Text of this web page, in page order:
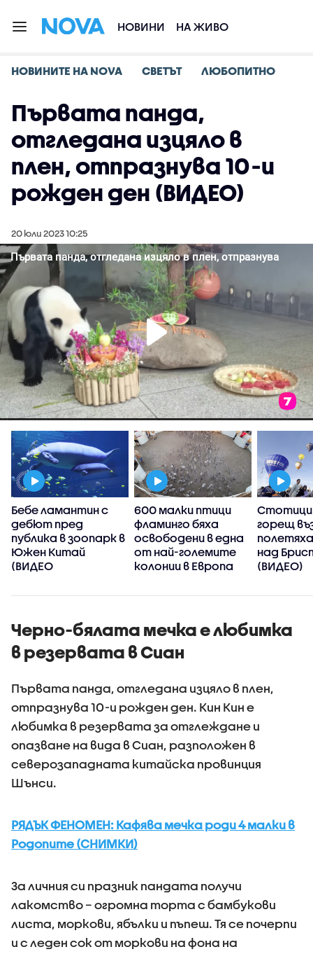
НОВИНИ НА ЖИВО
НОВИНИТЕ НА NOVA СВЕТЪТ ЛЮБОПИТНО
Първата панда,
отгледана изцяло в
плен, отпразнува 10-и
рожден ден (ВИДЕО)
20 юли 2023 10:25
Бебе ламантин с
дебют пред
публика в зоопарк в
Южен Китай
(ВИДЕО
600 малки птици
фламинго бяха
освободени в една
от най-големите
колонии в Европа
Стотици
горещ
над
(ВИДЕО)
Черно-бялата мечка е любимка
в резервата в Сиан
Първата панда, отгледана изцяло в плен,
отпразнува 10-и рожден ден. Кин Кин е
любимка в резервата за отглеждане и
опазване на вида в Сиан, разположен в
северозападната китайска провинция
Шънси.
РЯДЪК ФЕНОМЕН: Кафява мечка роди 4 малки в
Родопите (СНИМКИ)
За личния си празник пандата получи
лакомство – огромна торта с бамбукови
листа, моркови, ябълки и пъпеш. Тя се почерпи
и с леден сок от моркови на фона на